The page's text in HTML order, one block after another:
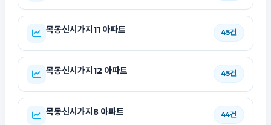
목동신시가지11 아파트 45건
목동신시가지12 아파트 45건
목동신시가지8 아파트 44건